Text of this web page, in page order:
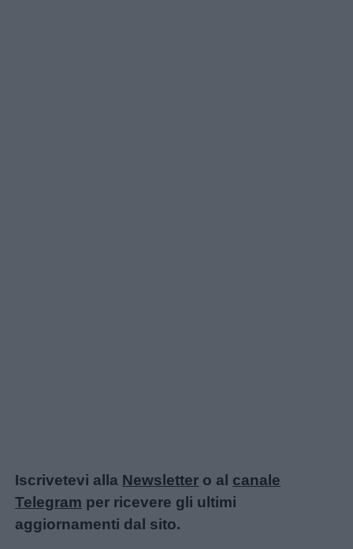
Iscrivetevi alla Newsletter o al canale
Telegram per ricevere gli ultimi
aggiornamenti dal sito.